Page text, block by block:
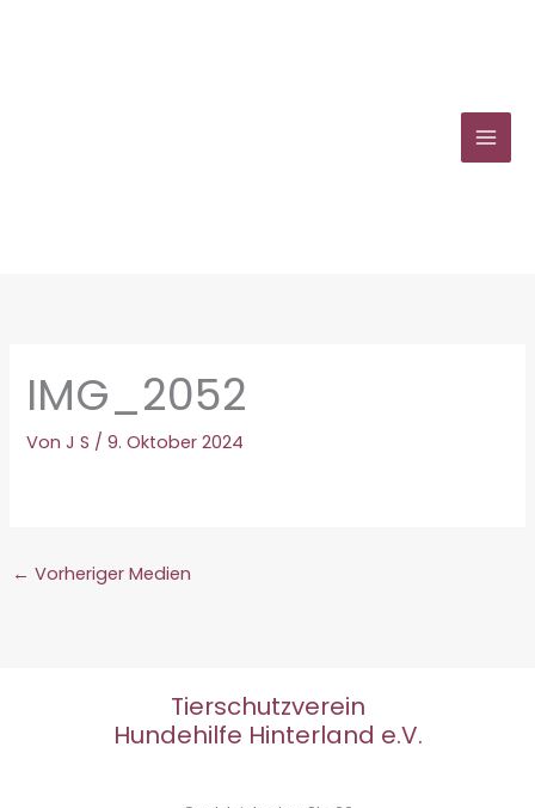
IMG_2052
VonJ S /9. Oktober 2024
← Vorheriger Medien
Tierschutzverein
Hundehilfe Hinterland e.V.